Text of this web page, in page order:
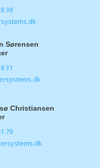
38
Sørensen
31
Christiansen
79